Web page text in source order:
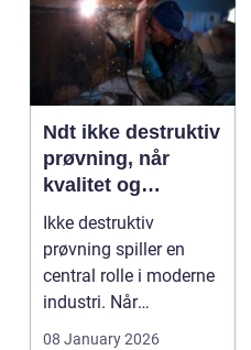
Ndt ikke destruktiv
prøvning, når
kvalitet og
sikkerhed er
afgørende
Ikke destruktiv
prøvning spiller en
central rolle i moderne
industri. Når
svejsninger,
08 January 2026